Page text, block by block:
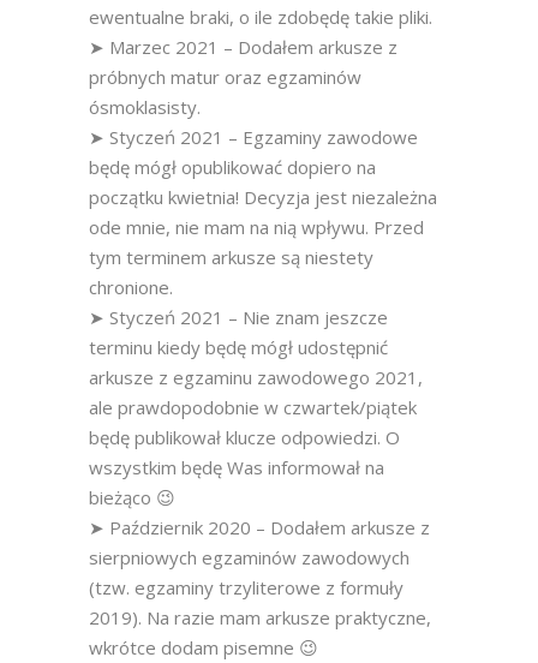
ewentualne braki, o ile zdobędę takie pliki.
➤ Marzec 2021 – Dodałem arkusze z
próbnych matur oraz egzaminów
ósmoklasisty.
➤ Styczeń 2021 – Egzaminy zawodowe
będę mógł opublikować dopiero na
początku kwietnia! Decyzja jest niezależna
ode mnie, nie mam na nią wpływu. Przed
tym terminem arkusze są niestety
chronione.
➤ Styczeń 2021 – Nie znam jeszcze
terminu kiedy będę mógł udostępnić
arkusze z egzaminu zawodowego 2021,
ale prawdopodobnie w czwartek/piątek
będę publikował klucze odpowiedzi. O
wszystkim będę Was informował na
bieżąco 😉
➤ Październik 2020 – Dodałem arkusze z
sierpniowych egzaminów zawodowych
(tzw. egzaminy trzyliterowe z formuły
2019). Na razie mam arkusze praktyczne,
wkrótce dodam pisemne 😉